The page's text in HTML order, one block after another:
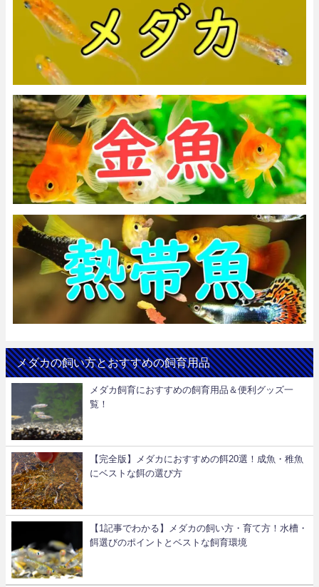
メダカの飼い方とおすすめの飼育用品
メダカ飼育におすすめの飼育用品＆便利グッズ一
覧！
【完全版】メダカにおすすめの餌20選！成魚・稚魚
にベストな餌の選び方
【1記事でわかる】メダカの飼い方・育て方！水槽・
餌選びのポイントとベストな飼育環境